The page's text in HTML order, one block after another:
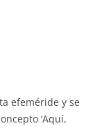
efeméride y se
‘Aquí,